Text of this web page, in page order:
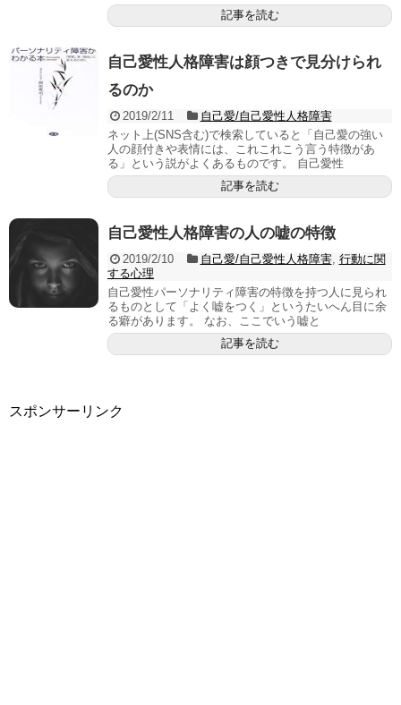
記事を読む
自己愛性人格障害は顔つきで見分けられ
るのか
2019/2/11
自己愛/自己愛性人格障害
ネット上(SNS含む)で検索していると「自己愛の強い
人の顔付きや表情には、これこれこう言う特徴があ
る」という説がよくあるものです。 自己愛性
記事を読む
自己愛性人格障害の人の嘘の特徴
2019/2/10 自己愛/自己愛性人格障害, 行動に関
する心理
自己愛性パーソナリティ障害の特徴を持つ人に見られ
るものとして「よく嘘をつく」というたいへん目に余
る癖があります。 なお、ここでいう嘘と
記事を読む
スポンサーリンク